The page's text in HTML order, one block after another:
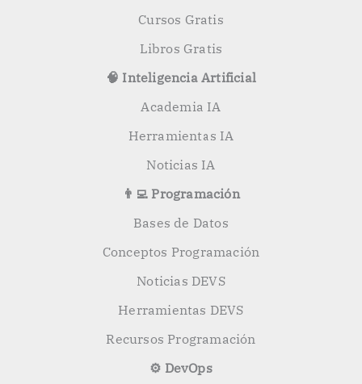
Cursos Gratis
Libros Gratis
🧠 Inteligencia Artificial
Academia IA
Herramientas IA
Noticias IA
👨‍💻 Programación
Bases de Datos
Conceptos Programación
Noticias DEVS
Herramientas DEVS
Recursos Programación
⚙️ DevOps